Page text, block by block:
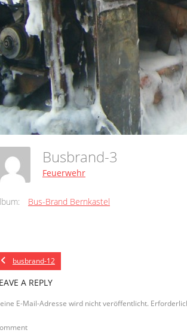
Busbrand-3
Feuerwehr
Bus-Brand Bernkastel
busbrand-12
A REPLY
E-Mail-Adresse wird nicht veröffentlicht.